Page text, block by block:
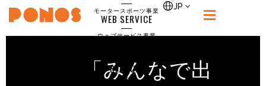
PONOS
モータースポーツ事業
WEB SERVICE
ウェブサービス事業
RECRUIT
JP
「みんなで出